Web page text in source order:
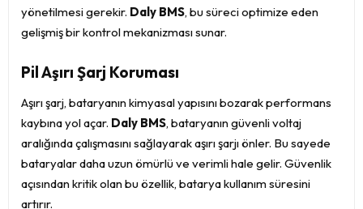
yönetilmesi gerekir. Daly BMS, bu süreci optimize eden
gelişmiş bir kontrol mekanizması sunar.
Pil Aşırı Şarj Koruması
Aşırı şarj, bataryanın kimyasal yapısını bozarak performans
kaybına yol açar. Daly BMS, bataryanın güvenli voltaj
aralığında çalışmasını sağlayarak aşırı şarjı önler. Bu sayede
bataryalar daha uzun ömürlü ve verimli hale gelir. Güvenlik
açısından kritik olan bu özellik, batarya kullanım süresini
artırır.